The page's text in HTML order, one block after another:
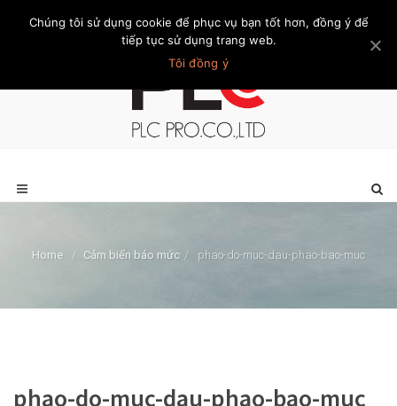
Trang chủ Giới thiệu Khách hàng Liên hệ Thành viên
Home / Cảm biến báo mức / phao-do-muc-dau-phao-bao-muc
phao-do-muc-dau-phao-bao-muc
Chúng tôi sử dụng cookie để phục vụ bạn tốt hơn, đồng ý để
tiếp tục sử dụng trang web.
Tôi đồng ý